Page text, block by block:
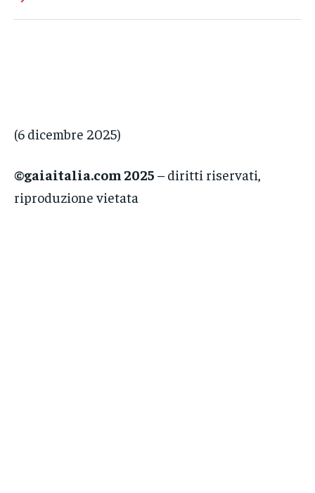
(6 dicembre 2025)
©gaiaitalia.com 2025 – diritti riservati,
riproduzione vietata